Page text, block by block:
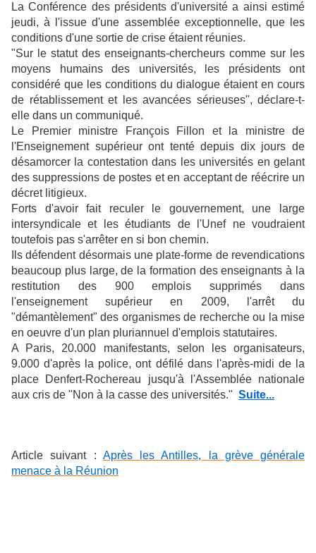
La Conférence des présidents d'université a ainsi estimé
jeudi, à l'issue d'une assemblée exceptionnelle, que les
conditions d'une sortie de crise étaient réunies.
"Sur le statut des enseignants-chercheurs comme sur les
moyens humains des universités, les présidents ont
considéré que les conditions du dialogue étaient en cours
de rétablissement et les avancées sérieuses", déclare-t-
elle dans un communiqué.
Le Premier ministre François Fillon et la ministre de
l'Enseignement supérieur ont tenté depuis dix jours de
désamorcer la contestation dans les universités en gelant
des suppressions de postes et en acceptant de réécrire un
décret litigieux.
Forts d'avoir fait reculer le gouvernement, une large
intersyndicale et les étudiants de l'Unef ne voudraient
toutefois pas s'arrêter en si bon chemin.
Ils défendent désormais une plate-forme de revendications
beaucoup plus large, de la formation des enseignants à la
restitution des 900 emplois supprimés dans
l'enseignement supérieur en 2009, l'arrêt du
"démantèlement" des organismes de recherche ou la mise
en oeuvre d'un plan pluriannuel d'emplois statutaires.
A Paris, 20.000 manifestants, selon les organisateurs,
9.000 d'après la police, ont défilé dans l'après-midi de la
place Denfert-Rochereau jusqu'à l'Assemblée nationale
aux cris de "Non à la casse des universités." Suite...
Article suivant : Après les Antilles, la grève générale
menace à la Réunion